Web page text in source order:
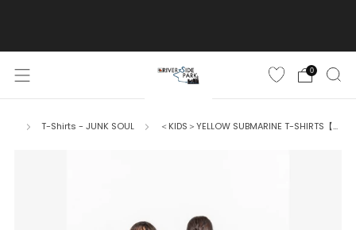
0
T-Shirts - JUNK SOUL ＜KIDS＞YELLOW SUBMARINE T-SHIRTS【...